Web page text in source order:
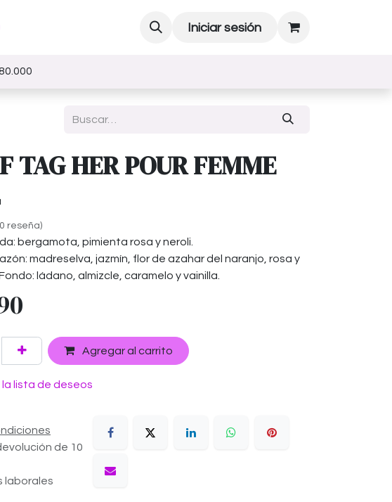
Iniciar sesión
TAG HER POUR FEMME
reseña)
bergamota, pimienta rosa y neroli.
madreselva, jazmín, flor de azahar del naranjo, rosa y
ládano, almizcle, caramelo y vainilla.
Agregar al carrito
lista de deseos
de 10
laborales